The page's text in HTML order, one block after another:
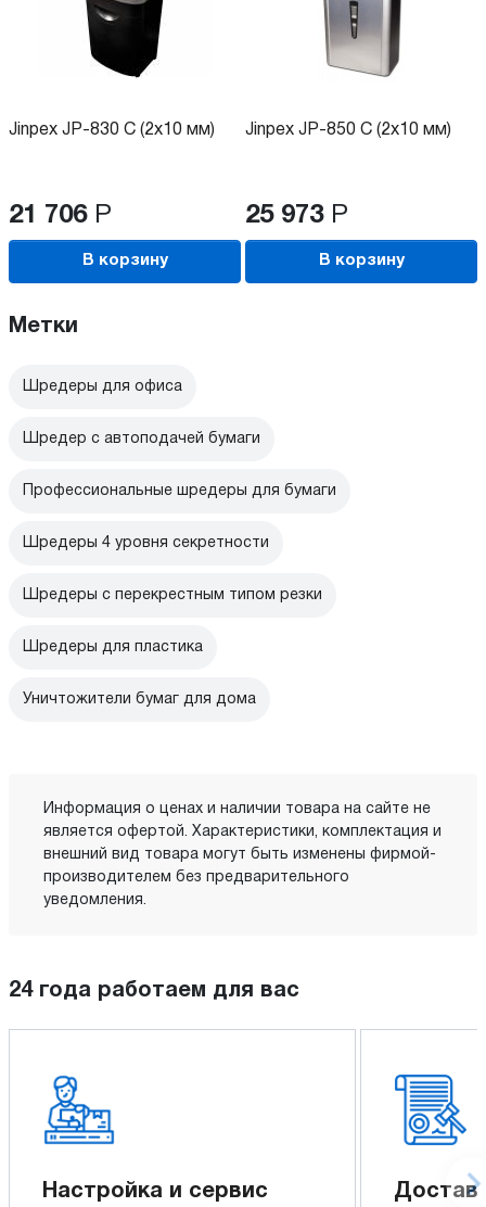
Jinpex JP-830 C (2x10 мм)
21 706 Р
В корзину
Jinpex JP-850 C (2x10 мм)
25 973 Р
В корзину
Метки
Шредеры для офиса
Шредер с автоподачей бумаги
Профессиональные шредеры для бумаги
Шредеры 4 уровня секретности
Шредеры с перекрестным типом резки
Шредеры для пластика
Уничтожители бумаг для дома
Информация о ценах и наличии товара на сайте не
является офертой. Характеристики, комплектация и
внешний вид товара могут быть изменены фирмой-
производителем без предварительного
уведомления.
24 года работаем для вас
Настройка и сервис